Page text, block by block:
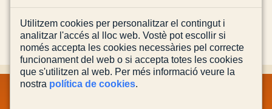
Utilitzem cookies per personalitzar el contingut i
analitzar l'accés al lloc web. Vostè pot escollir si
només accepta les cookies necessàries pel correcte
funcionament del web o si accepta totes les cookies
que s'utilitzen al web. Per més informació veure la
nostra política de cookies.